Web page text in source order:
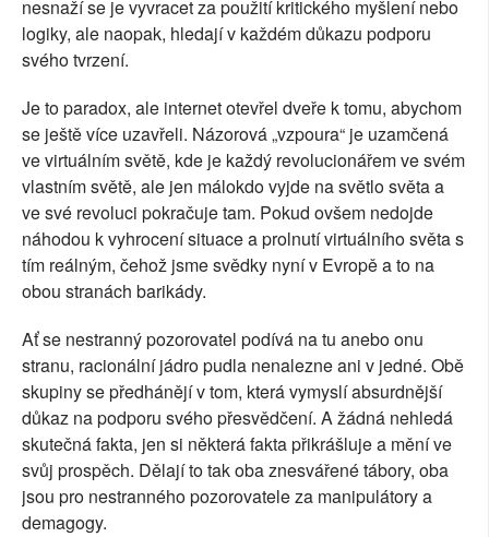
nesnaží se je vyvracet za použití kritického myšlení nebo
logiky, ale naopak, hledají v každém důkazu podporu
svého tvrzení.
Je to paradox, ale internet otevřel dveře k tomu, abychom
se ještě více uzavřeli. Názorová „vzpoura“ je uzamčená
ve virtuálním světě, kde je každý revolucionářem ve svém
vlastním světě, ale jen málokdo vyjde na světlo světa a
ve své revoluci pokračuje tam. Pokud ovšem nedojde
náhodou k vyhrocení situace a prolnutí virtuálního světa s
tím reálným, čehož jsme svědky nyní v Evropě a to na
obou stranách barikády.
Ať se nestranný pozorovatel podívá na tu anebo onu
stranu, racionální jádro pudla nenalezne ani v jedné. Obě
skupiny se předhánějí v tom, která vymyslí absurdnější
důkaz na podporu svého přesvědčení. A žádná nehledá
skutečná fakta, jen si některá fakta přikrášluje a mění ve
svůj prospěch. Dělají to tak oba znesvářené tábory, oba
jsou pro nestranného pozorovatele za manipulátory a
demagogy.